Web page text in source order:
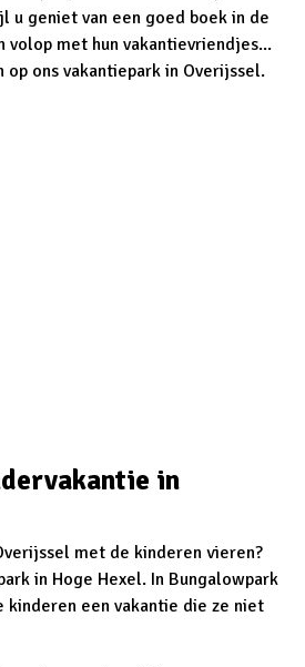
u geniet van een goed boek in de
volop met hun vakantievriendjes...
ons vakantiepark in Overijssel.
in
met de kinderen vieren?
in Hoge Hexel. In Bungalowpark
kinderen een vakantie die ze niet